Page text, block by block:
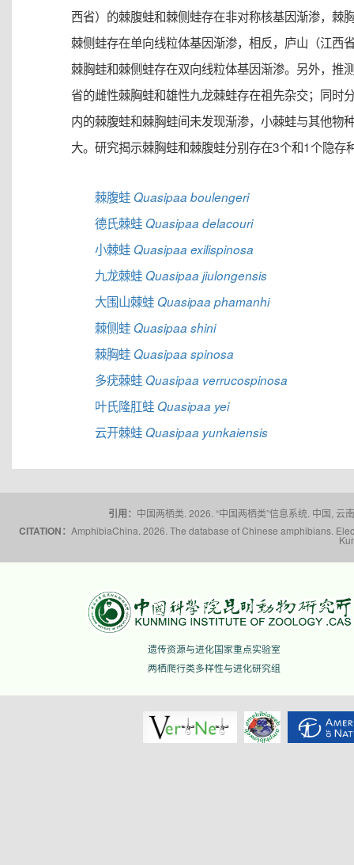
西省）的棘腹蛙和棘侧蛙存在非对称核基因渐渗，棘
棘侧蛙存在单向线粒体基因渐渗，相反，庐山（江西
棘胸蛙和棘侧蛙存在双向线粒体基因渐渗。另外，推
省的雌性棘胸蛙和雄性九龙棘蛙存在祖先杂交；同时
内的棘腹蛙和棘胸蛙间未发现渐渗，小棘蛙与其他物
大。研究揭示棘胸蛙和棘腹蛙分别存在3个和1个隐存
棘腹蛙Quasipaa boulengeri
德氏棘蛙Quasipaa delacouri
小棘蛙Quasipaa exilispinosa
九龙棘蛙Quasipaa jiulongensis
大围山棘蛙Quasipaa phamanhi
棘侧蛙Quasipaa shini
棘胸蛙Quasipaa spinosa
多疣棘蛙Quasipaa verrucospinosa
叶氏隆肛蛙Quasipaa yei
云开棘蛙Quasipaa yunkaiensis
引用： 中国两栖类. 2026. “中国两栖类”信息系统. 中国,
CITATION： AmphibiaChina. 2026. The database of Chinese amphibians.
遗传资源与进化国家重点实验室
两栖爬行类多样性与进化研究组